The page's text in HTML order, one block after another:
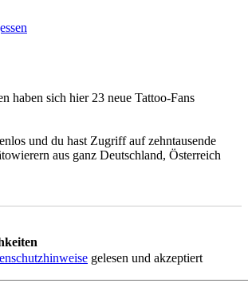
haben sich hier 23 neue Tattoo-Fans
und du hast Zugriff auf zehntausende
aus ganz Deutschland, Österreich
gelesen und akzeptiert